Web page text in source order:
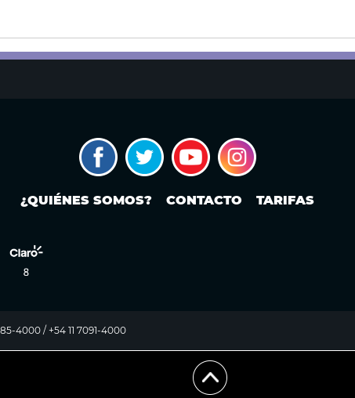
¿QUIÉNES SOMOS? CONTACTO TARIFAS
4000 / +54 11 7091-4000